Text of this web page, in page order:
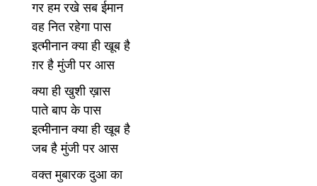
गर हम रखे सब ईमान
वह नित रहेगा पास
इत्मीनान क्या ही खूब है
ग़र है मुंजी पर आस
क्या ही खुशी ख़ास
पाते बाप के पास
इत्मीनान क्या ही खूब है
जब है मुंजी पर आस
वक्त मुबारक दुआ का